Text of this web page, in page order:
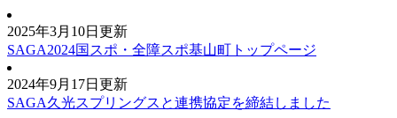
2025年3月10日更新
SAGA2024国スポ・全障スポ基山町トップページ
2024年9月17日更新
SAGA久光スプリングスと連携協定を締結しました